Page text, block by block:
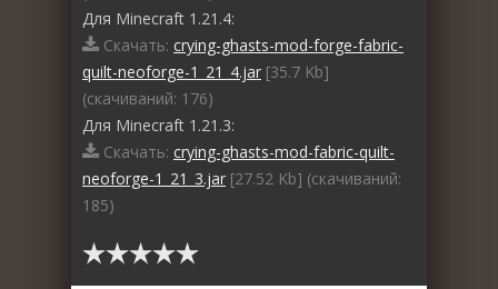
Для Minecraft 1.21.4:
Скачать: crying-ghasts-mod-forge-fabric-
quilt-neoforge-1_21_4.jar [35.7 Kb]
(cкачиваний: 176)
Для Minecraft 1.21.3:
Скачать: crying-ghasts-mod-fabric-quilt-
neoforge-1_21_3.jar [27.52 Kb] (cкачиваний:
185)